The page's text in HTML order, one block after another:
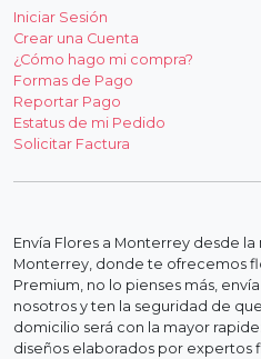
Iniciar Sesión
Crear una Cuenta
¿Cómo hago mi compra?
Formas de Pago
Reportar Pago
Estatus de mi Pedido
Solicitar Factura
Envía Flores a Monterrey desde
Monterrey, donde te ofrecemos
Premium, no lo pienses más,
nosotros y ten la seguridad de
domicilio será con la mayor
diseños elaborados por expertos